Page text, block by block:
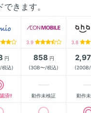
きます。
3.9 3.8
円
税込)
858 円
(3GB〜/税込)
済!! 動作未検証 動作